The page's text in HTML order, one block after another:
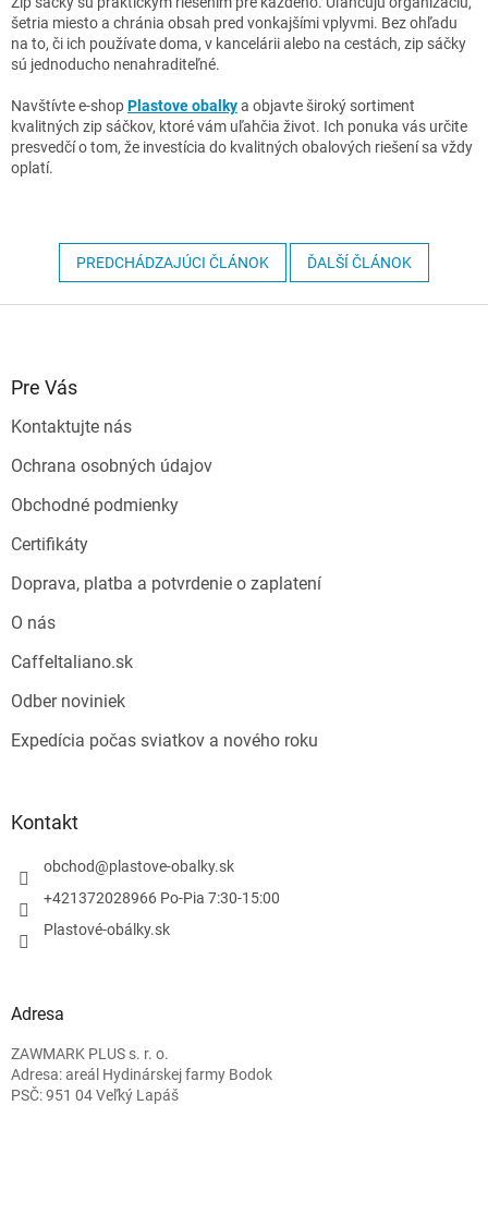
šetria miesto a chránia obsah pred vonkajšími vplyvmi. Bez ohľadu
na to, či ich používate doma, v kancelárii alebo na cestách, zip sáčky
sú jednoducho nenahraditeľné.
Navštívte e-shopPlastoveobalkya objavte široký sortiment
kvalitných zip sáčkov, ktoré vám uľahčia život. Ich ponuka vás určite
presvedčí o tom, že investícia do kvalitných obalových riešení sa vždy
oplatí.
PREDCHÁDZAJÚCI ČLÁNOK ĎALŠÍ ČLÁNOK
Pre Vás
Kontaktujte nás
Ochrana osobných údajov
Obchodné podmienky
Certifikáty
Doprava, platba a potvrdenie o zaplatení
O nás
CaffeItaliano.sk
Odber noviniek
Expedícia počas sviatkov a nového roku
Kontakt
obchod@plastove-obalky.sk
+421372028966 Po-Pia 7:30-15:00
Plastové-obálky.sk
Adresa
ZAWMARK PLUS s. r. o.
Adresa: areál Hydinárskej farmy Bodok
PSČ: 951 04 Veľký Lapáš